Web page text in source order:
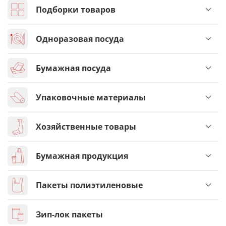
Подборки товаров
Одноразовая посуда
Бумажная посуда
Упаковочные материалы
Хозяйственные товары
Бумажная продукция
Пакеты полиэтиленовые
Зип-лок пакеты